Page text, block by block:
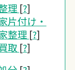
付
する
理 [?]
片付け・
整理 [?]
取 [?]